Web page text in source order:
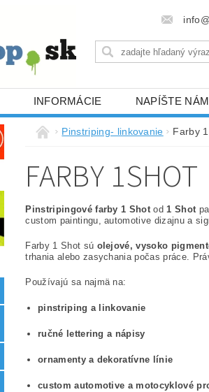
INFORMÁCIE NAPÍŠTE NÁM
Pinstriping- linkovanie Farby
FARBY 1SHOT
Pinstripingové farby 1 Shotod1 Shot
custom paintingu, automotive dizajnu a
Farby 1 Shot sú olejové, vysoko
trhania alebo zasychania počas práce.
Používajú sa najmä na:
pinstriping a linkovanie
ručné lettering a nápisy
ornamenty a dekoratívne línie
custom automotive a motocyklové